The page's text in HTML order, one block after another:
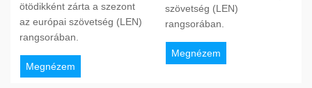
ötödikként zárta a szezont
az európai szövetség (LEN)
rangsorában.
Megnézem
szövetség (LEN)
rangsorában.
Megnézem